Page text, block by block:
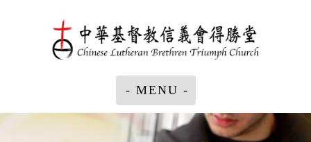
- MENU -